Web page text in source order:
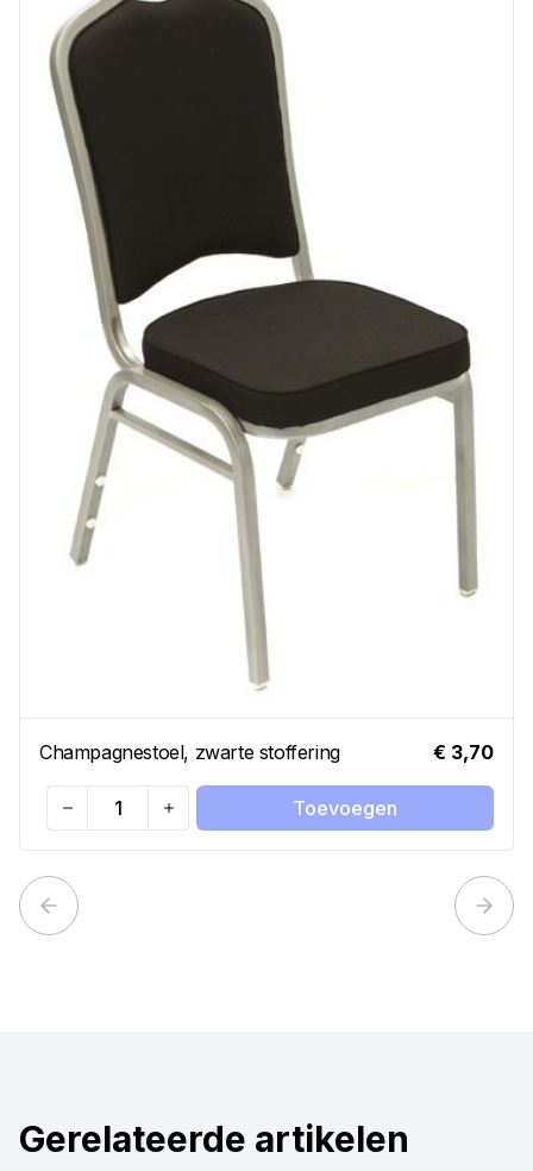
Champagnestoel, zwarte stoffering € 3,70
Quantity
Toevoegen
Previous slide Next
Gerelateerde artikelen